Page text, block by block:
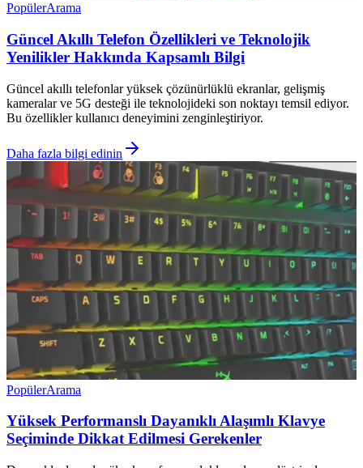
PopülerArama
Güncel Akıllı Telefon Özellikleri ve Teknolojik
Yenilikler Hakkında Kapsamlı Bilgi
Güncel akıllı telefonlar yüksek çözünürlüklü ekranlar, gelişmiş
kameralar ve 5G desteği ile teknolojideki son noktayı temsil ediyor.
Bu özellikler kullanıcı deneyimini zenginleştiriyor.
Daha fazla bilgi edinin
PopülerArama
Yüksek Performanslı Dayanıklı Alaşımlı Klavye
Seçiminde Dikkat Edilmesi Gerekenler